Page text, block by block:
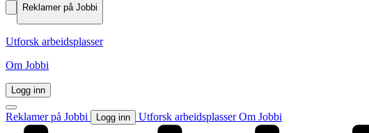
Reklamer på Jobbi
Utforsk arbeidsplasser
Om Jobbi
Logg inn
Reklamer på Jobbi Logg inn Utforsk arbeidsplasserOm Jobbi